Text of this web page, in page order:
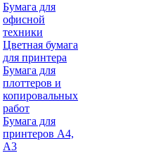
Бумага для
офисной
техники
Цветная бумага
для принтера
Бумага для
плоттеров и
копировальных
работ
Бумага для
принтеров А4,
А3